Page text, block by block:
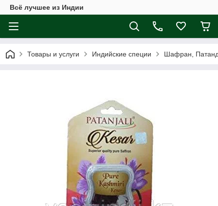
Всё лучшее из Индии
Товары и услуги Индийские специи Шафран,